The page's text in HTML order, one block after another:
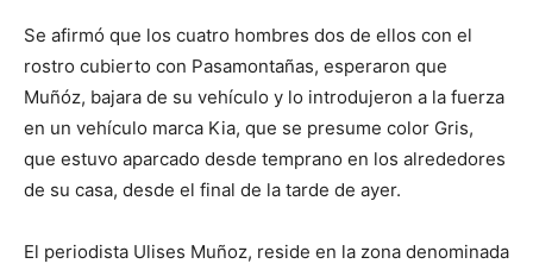
Se afirmó que los cuatro hombres dos de ellos con el
rostro cubierto con Pasamontañas, esperaron que
Muñóz, bajara de su vehículo y lo introdujeron a la fuerza
en un vehículo marca Kia, que se presume color Gris,
que estuvo aparcado desde temprano en los alrededores
de su casa, desde el final de la tarde de ayer.
El periodista Ulises Muñoz, reside en la zona denominada